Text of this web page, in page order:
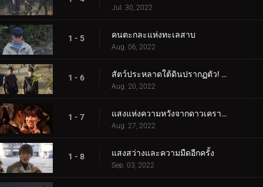
Jul. 30, 2022
1 - 5 คนตะกละแห่งทะเลสาบ
Aug. 06, 2022
1 - 6 สัตว์ประหลาดใต้ดินปรากฏตัว! และปรากฏ!
Aug. 20, 2022
1 - 7 แสงแห่งความหวังจากดาวเคราะห์สีแดง
Aug. 27, 2022
1 - 8 แสงสว่างและความมืดอีกครั้ง
Sep. 03, 2022